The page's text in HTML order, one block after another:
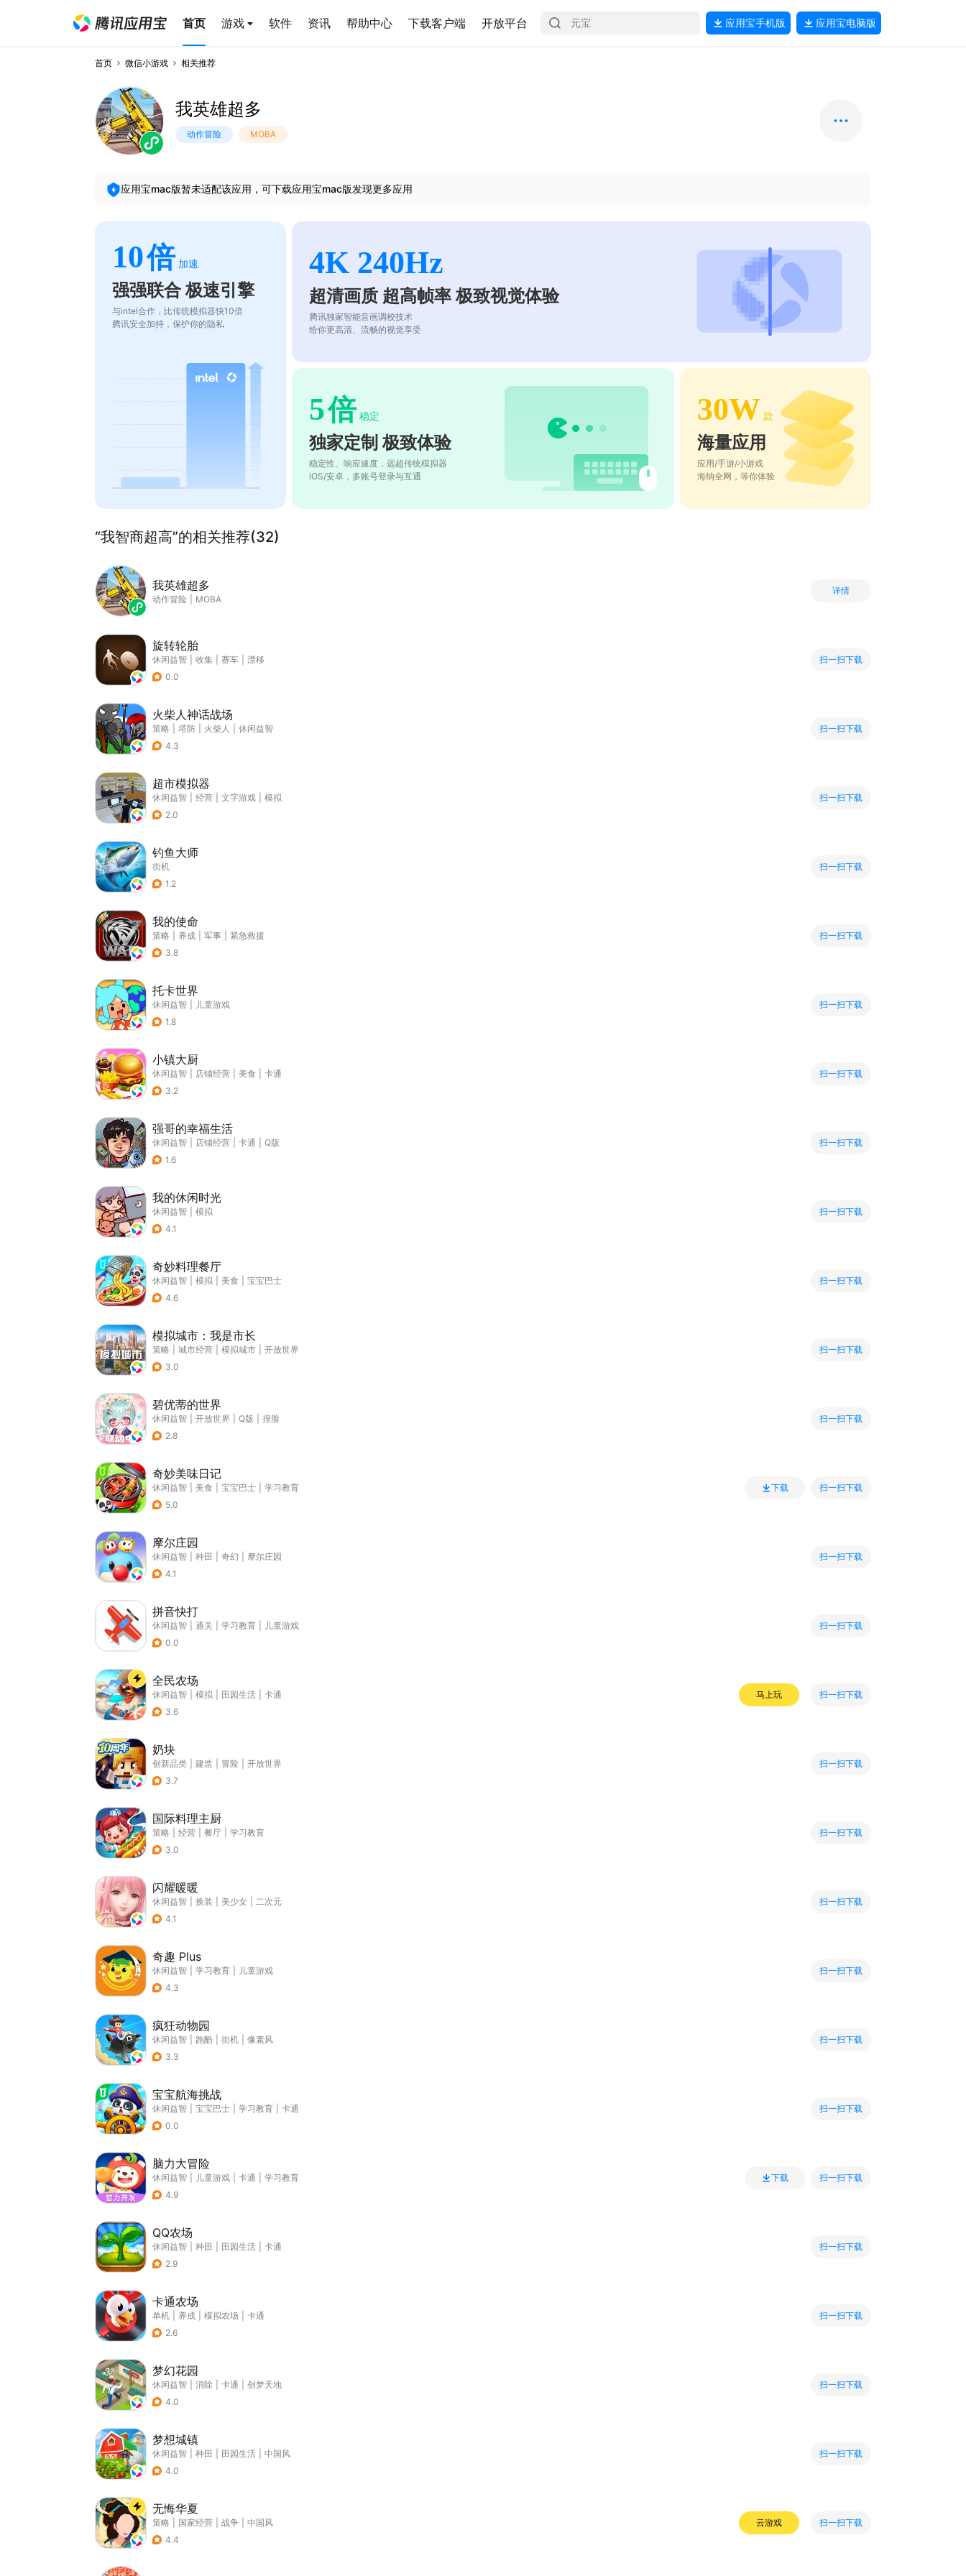
首页 游戏 软件 资讯 帮助中心 下载客户端 开放平台 应用宝手机版 应用宝电脑版
首页 微信小游戏 相关推荐
我英雄超多
动作冒险 MOBA
应用宝mac版暂未适配该应用，可下载应用宝mac版发现更多应用
10倍 加速
强强联合 极速引擎
与intel合作，比传统模拟器快10倍
腾讯安全加持，保护你的隐私
4K 240Hz
超清画质 超高帧率 极致视觉体验
腾讯独家智能音画调校技术
给你更高清、流畅的视觉享受
5倍 稳定
独家定制 极致体验
稳定性、响应速度，远超传统模拟器
iOS/安卓，多账号登录与互通
30W 款
海量应用
应用/手游/小游戏
海纳全网，等你体验
“我智商超高”的相关推荐(32)
我英雄超多
动作冒险 MOBA
详情
旋转轮胎
休闲益智 收集 赛车
漂移
0.0
扫一扫下载
火柴人神话战场
策略 塔防 火柴人
休闲益智
4.3
扫一扫下载
超市模拟器
休闲益智 经营 文字游戏
模拟
2.0
扫一扫下载
钓鱼大师
街机
1.2
扫一扫下载
我的使命
策略 养成 军事
紧急救援
3.8
扫一扫下载
托卡世界
休闲益智
儿童游戏
1.8
扫一扫下载
小镇大厨
休闲益智 店铺经营 美食
卡通
3.2
扫一扫下载
强哥的幸福生活
休闲益智 店铺经营 卡通
Q版
1.6
扫一扫下载
我的休闲时光
休闲益智
模拟
4.1
扫一扫下载
奇妙料理餐厅
休闲益智 模拟 美食
宝宝巴士
4.6
扫一扫下载
模拟城市：我是市长
策略 城市经营 模拟城市
开放世界
3.0
扫一扫下载
碧优蒂的世界
休闲益智 开放世界 Q版
捏脸
2.8
扫一扫下载
奇妙美味日记
休闲益智 美食 宝宝巴士
学习教育
5.0
下载 扫一扫下载
摩尔庄园
休闲益智 种田 奇幻
摩尔庄园
4.1
扫一扫下载
拼音快打
休闲益智 通关 学习教育
儿童游戏
0.0
扫一扫下载
全民农场
休闲益智 模拟 田园生活
卡通
3.6
马上玩 扫一扫下载
奶块
创新品类 建造 冒险
开放世界
3.7
扫一扫下载
国际料理主厨
策略 经营 餐厅
学习教育
3.0
扫一扫下载
闪耀暖暖
休闲益智 换装 美少女
二次元
4.1
扫一扫下载
奇趣 Plus
休闲益智 学习教育
儿童游戏
4.3
扫一扫下载
疯狂动物园
休闲益智 跑酷 街机
像素风
3.3
扫一扫下载
宝宝航海挑战
休闲益智 宝宝巴士 学习教育
卡通
0.0
扫一扫下载
脑力大冒险
休闲益智 儿童游戏 卡通
学习教育
4.9
下载 扫一扫下载
QQ农场
休闲益智 种田 田园生活
卡通
2.9
扫一扫下载
卡通农场
单机 养成 模拟农场
卡通
2.6
扫一扫下载
梦幻花园
休闲益智 消除 卡通
创梦天地
4.0
扫一扫下载
梦想城镇
休闲益智 种田 田园生活
中国风
4.0
扫一扫下载
无悔华夏
策略 国家经营 战争
中国风
4.4
云游戏 扫一扫下载